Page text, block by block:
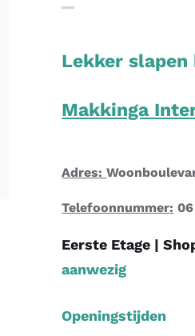
Lekker
Makkinga
Adres:
Telefoonnummer: 06
Eerste Etage |
aanwezig
Openingstijden